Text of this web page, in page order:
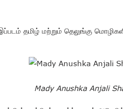
தமிழ் மற்றும் தெலுங்கு
Mady Anushka Anjali